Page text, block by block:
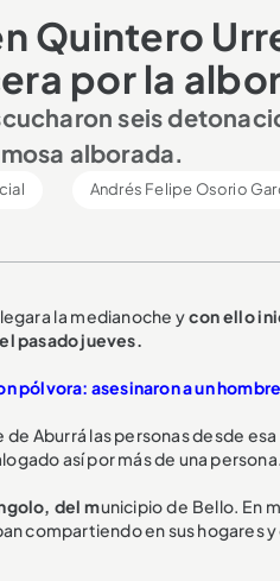
Quintero
por la
seis
alborada.
Andrés Felipe Osorio
la medianoche ycon ello
pasado jueves.
pólvora: asesinaron a un
de Aburrá las personas desde
así por más de una persona.
del municipio de Bello. En
compartiendo en sus hogares y